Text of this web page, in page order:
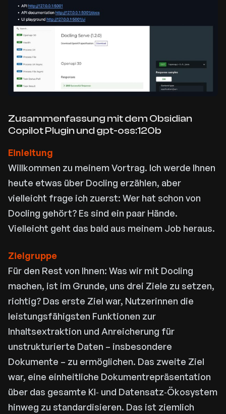
Zusammenfassung mit dem Obsidian
Copilot Plugin und gpt-oss:120b
Einleitung
Willkommen zu meinem Vortrag. Ich werde Ihnen
heute etwas über Docling erzählen, aber
vielleicht frage ich zuerst: Wer hat schon von
Docling gehört? Es sind ein paar Hände.
Vielleicht geht das bald aus meinem Job heraus.
Zielgruppe
Für den Rest von Ihnen: Was wir mit Docling
machen, ist im Grunde, uns drei Ziele zu setzen,
richtig? Das erste Ziel war, Nutzerinnen die
leistungsfähigsten Funktionen zur
Inhaltsextraktion und Anreicherung für
unstrukturierte Daten – insbesondere
Dokumente – zu ermöglichen. Das zweite Ziel
war, eine einheitliche Dokumentrepräsentation
über das gesamte KI‑ und Datensatz‑Ökosystem
hinweg zu standardisieren. Das ist ziemlich